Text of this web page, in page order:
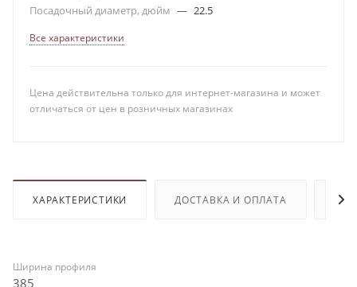
Посадочный диаметр, дюйм — 22.5
Все характеристики
Цена действительна только для интернет-магазина и может
отличаться от цен в розничных магазинах
ХАРАКТЕРИСТИКИ ДОСТАВКА И ОПЛАТА
Ширина профиля
385